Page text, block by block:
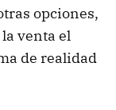
opciones,
venta el
de realidad